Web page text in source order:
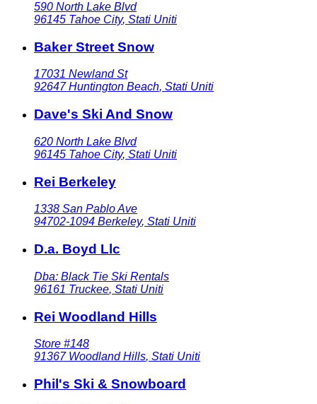
590 North Lake Blvd
96145 Tahoe City, Stati Uniti
Baker Street Snow
17031 Newland St
92647 Huntington Beach, Stati Uniti
Dave's Ski And Snow
620 North Lake Blvd
96145 Tahoe City, Stati Uniti
Rei Berkeley
1338 San Pablo Ave
94702-1094 Berkeley, Stati Uniti
D.a. Boyd Llc
Dba: Black Tie Ski Rentals
96161 Truckee, Stati Uniti
Rei Woodland Hills
Store #148
91367 Woodland Hills, Stati Uniti
Phil's Ski & Snowboard